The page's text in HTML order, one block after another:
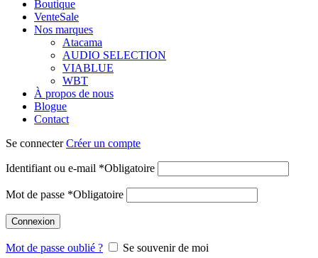
Boutique
VenteSale
Nos marques
Atacama
AUDIO SELECTION
VIABLUE
WBT
À propos de nous
Blogue
Contact
Se connecterCréer un compte
Identifiant ou e-mail *Obligatoire
Mot de passe *Obligatoire
Connexion
Mot de passe oublié ?
Se souvenir de moi